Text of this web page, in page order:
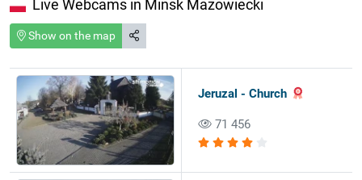
Live Webcams in Minsk Mazowiecki
Show on the map
Jeruzal - Church
71 456